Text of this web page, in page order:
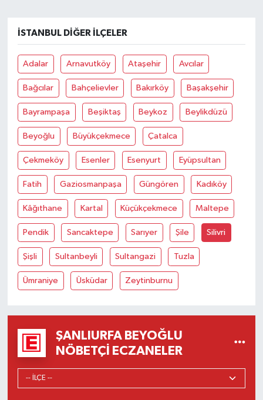
İSTANBUL DIĞER İLÇELER
Adalar Arnavutköy Ataşehir Avcılar
Bağcılar Bahçelievler Bakırköy Başakşehir
Bayrampaşa Beşiktaş Beykoz Beylikdüzü
Beyoğlu Büyükçekmece Çatalca
Çekmeköy Esenler Esenyurt Eyüpsultan
Fatih Gaziosmanpaşa Güngören Kadıköy
Kâğıthane Kartal Küçükçekmece Maltepe
Pendik Sancaktepe Sarıyer Şile Silivri
Şişli Sultanbeyli Sultangazi Tuzla
Ümraniye Üsküdar Zeytinburnu
ŞANLIURFA BEYOĞLU
NÖBETÇI ECZANELER